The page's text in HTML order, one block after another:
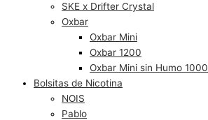
SKE x Drifter Crystal
Oxbar
Oxbar Mini
Oxbar 1200
Oxbar Mini sin Humo 1000
Bolsitas de Nicotina
NOIS
Pablo